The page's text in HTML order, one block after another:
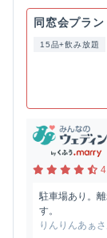
同窓会プラン
15品+飲み放題
駐車場あり。
す。
りんりんあぁ